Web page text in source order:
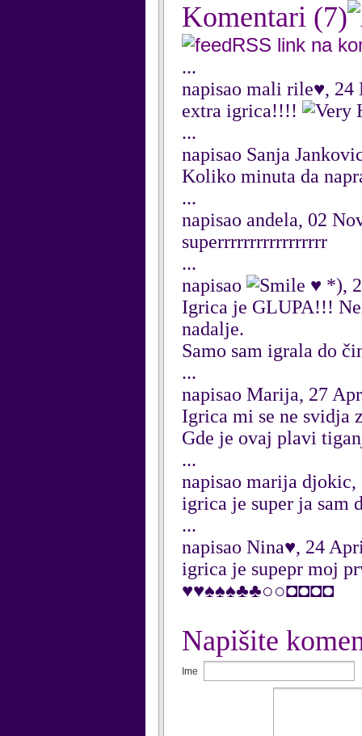
Komentari (7)
RSS link na
...
napisao mali rile♥, 24
extra igrica!!!!
...
napisao Sanja
Koliko minuta da
...
napisao andela, 02
superrrrrrrrrrrrrrrrr
...
napisao
♥ *),
Igrica je GLUPA!!!
nadalje.
Samo sam igrala do
...
napisao Marija, 27
Igrica mi se ne svidja
Gde je ovaj plavi
...
napisao marija
igrica je super ja sam
...
napisao Nina♥, 24
igrica je supepr moj
♥♥♠♠♠♣♣○○◘◘◘◘
Napišite
Ime